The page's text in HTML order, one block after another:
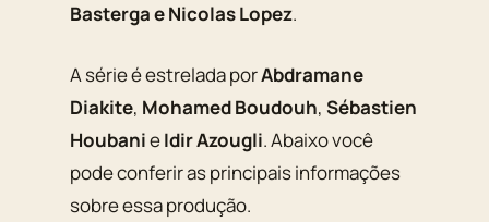
Basterga e Nicolas Lopez.
A série é estrelada porAbdramane
Diakite, Mohamed Boudouh, Sébastien
HoubanieIdir Azougli. Abaixo você
pode conferir as principais informações
sobre essa produção.